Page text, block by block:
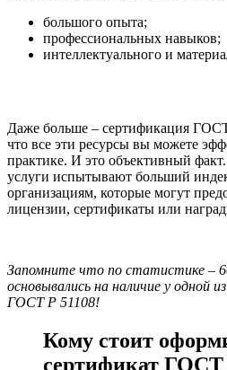
большого опыта;
профессиональных навыков;
интеллектуального и
Даже больше – сертификация
что все эти ресурсы вы можете
практике. И это объективный
услуги испытывают больший
организациям, которые могут
лицензии, сертификаты или
Запомните что по статистике –
основывались на наличие у одной
ГОСТ Р 51108!
Кому стоит
сертификат ГОСТ